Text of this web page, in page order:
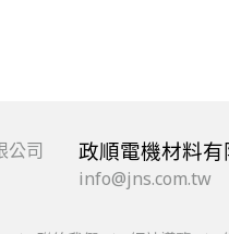
政順電機材料有
info@jns.com.tw